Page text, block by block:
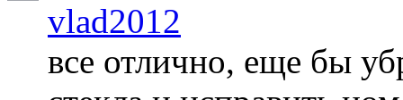
vlad2012
все отлично, еще бы